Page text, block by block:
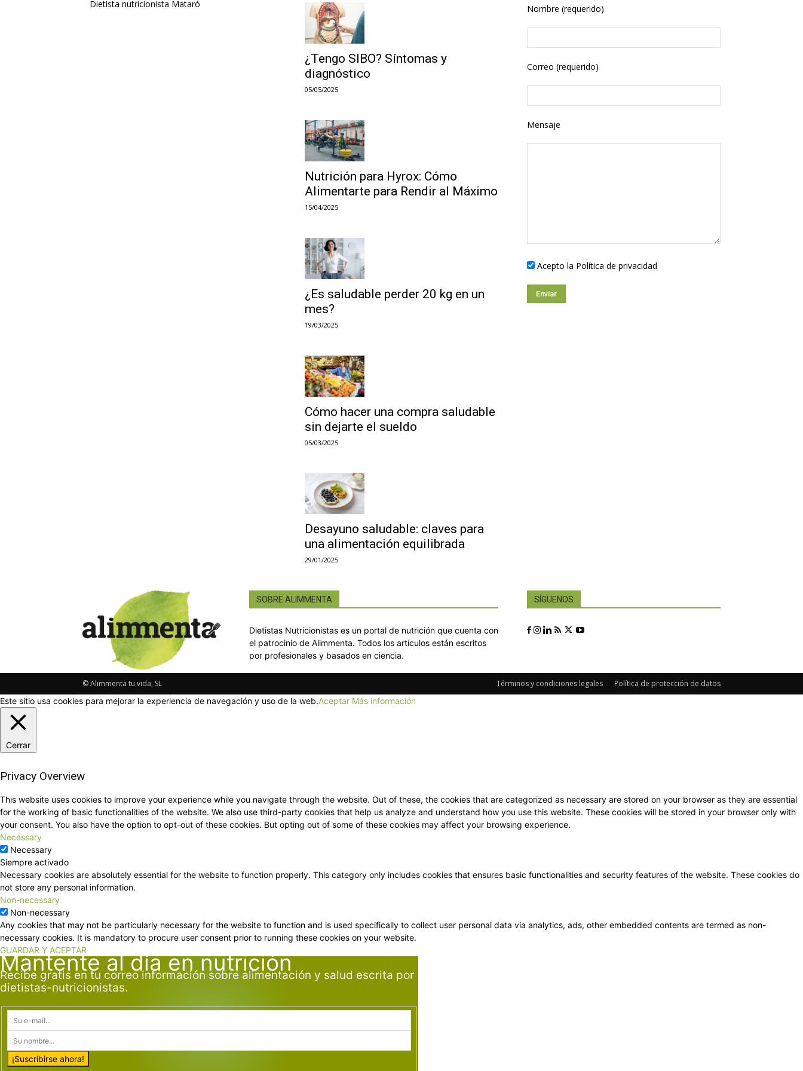
Dietista nutricionista Mataró
¿Tengo SIBO? Síntomas y
diagnóstico
05/05/2025
Nutrición para Hyrox: Cómo
Alimentarte para Rendir al Máximo
15/04/2025
¿Es saludable perder 20 kg en un
mes?
19/03/2025
Cómo hacer una compra saludable
sin dejarte el sueldo
05/03/2025
Desayuno saludable: claves para
una alimentación equilibrada
29/01/2025
Nombre (requerido)
Correo (requerido)
Mensaje
Acepto la Política de privacidad
SOBRE ALIMMENTA
Dietistas Nutricionistas es un portal de nutrición que cuenta con
el patrocinio de Alimmenta. Todos los artículos están escritos
por profesionales y basados en ciencia.
SÍGUENOS
Términos y condiciones legales Política de protección de datos
© Alimmenta tu vida, SL
Este sitio usa cookies para mejorar la experiencia de navegación y uso de la web.Aceptar Más información
Cerrar
Privacy Overview
This website uses cookies to improve your experience while you navigate through the website. Out of these, the cookies that are categorized as necessary are stored on your browser as they are essential
for the working of basic functionalities of the website. We also use third-party cookies that help us analyze and understand how you use this website. These cookies will be stored in your browser only with
your consent. You also have the option to opt-out of these cookies. But opting out of some of these cookies may affect your browsing experience.
Necessary
Necessary
Siempre activado
Necessary cookies are absolutely essential for the website to function properly. This category only includes cookies that ensures basic functionalities and security features of the website. These cookies do
not store any personal information.
Non-necessary
Non-necessary
Any cookies that may not be particularly necessary for the website to function and is used specifically to collect user personal data via analytics, ads, other embedded contents are termed as non-
necessary cookies. It is mandatory to procure user consent prior to running these cookies on your website.
GUARDAR Y ACEPTAR
Mantente al día en nutrición
Recibe gratis en tu correo información sobre alimentación y salud escrita por
dietistas-nutricionistas.
¡Suscribirse ahora!